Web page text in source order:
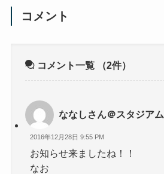
コメント
コメント一覧 （2件）
ななしさん＠スタジアム
2016年12月28日 9:55 PM
お知らせ来ましたね！！
なお